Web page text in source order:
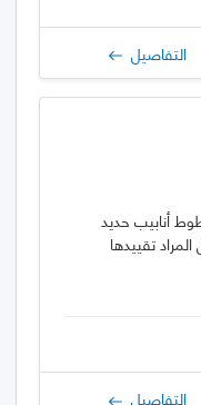
التفاصيل
أنابيب حديد
تقييدها
التفاصيل